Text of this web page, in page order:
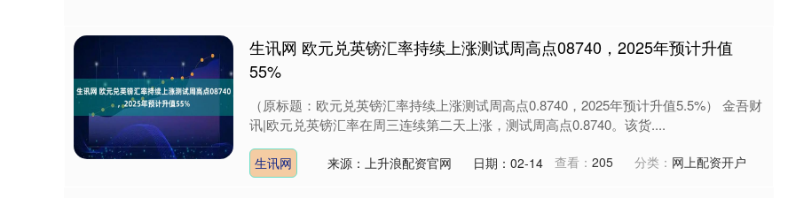
生讯网 欧元兑英镑汇率持续上涨测试周高点08740，2025年预计升值
55%
（原标题：欧元兑英镑汇率持续上涨测试周高点0.8740，2025年预计升值5.5%） 金吾财
讯|欧元兑英镑汇率在周三连续第二天上涨，测试周高点0.8740。该货....
生讯网 来源：上升浪配资官网 日期：02-14 查看： 205 分类： 网上配资开户